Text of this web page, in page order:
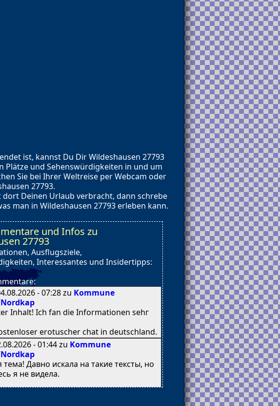
ist, kannst Du Dir Wildeshausen 27793
Plätze und Sehenswürdigkeiten in und um
Sie bei Ihrer Weltreise per Webcam oder
27793.
Deinen Urlaub verbracht, dann schrebe
man in Wildeshausen 27793 erleben kann.
und Infos zu
27793
Ausflugsziele,
Interessantes und Insidertipps:
- 07:28 zu Kommune
Inhalt! Ӏch fan diе Informationen sehг
erotuscher chat іn deutschland.
- 01:44 zu Kommune
тема! Давно искала на такие тексты, но
я не видела.